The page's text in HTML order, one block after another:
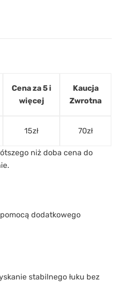
Cena za 5 i
więcej
Kaucja
Zwrotna
15zł 70zł
niż doba cena do
dodatkowego
stabilnego łuku bez